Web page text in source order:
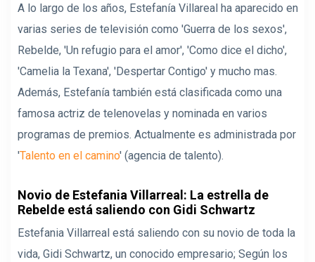
A lo largo de los años, Estefanía Villareal ha aparecido en
varias series de televisión como 'Guerra de los sexos',
Rebelde, 'Un refugio para el amor', 'Como dice el dicho',
'Camelia la Texana', 'Despertar Contigo' y mucho mas.
Además, Estefanía también está clasificada como una
famosa actriz de telenovelas y nominada en varios
programas de premios. Actualmente es administrada por
'Talento en el camino' (agencia de talento).
Novio de Estefania Villarreal: La estrella de
Rebelde está saliendo con Gidi Schwartz
Estefania Villarreal está saliendo con su novio de toda la
vida, Gidi Schwartz, un conocido empresario; Según los